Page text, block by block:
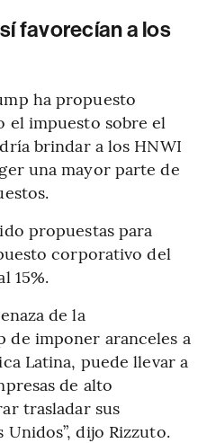
favorecían a los
ha propuesto
impuesto sobre el
brindar a los HNWI
una mayor parte de
propuestas para
corporativo del
15%.
de la
imponer aranceles a
Latina, puede llevar a
de alto
trasladar sus
Unidos”, dijo Rizzuto.